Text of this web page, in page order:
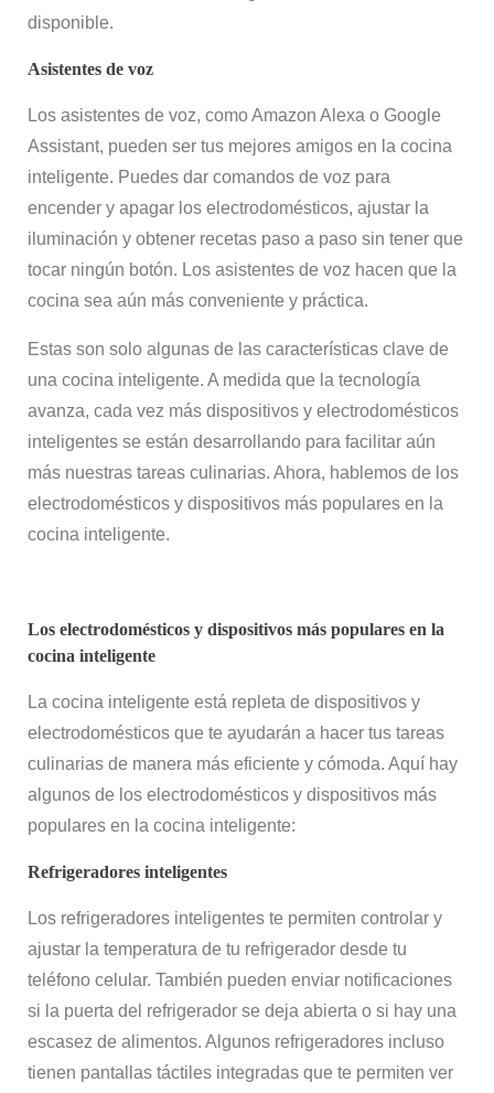
disponible.
Asistentes de voz
Los asistentes de voz, como Amazon Alexa o Google
Assistant, pueden ser tus mejores amigos en la cocina
inteligente. Puedes dar comandos de voz para
encender y apagar los electrodomésticos, ajustar la
iluminación y obtener recetas paso a paso sin tener que
tocar ningún botón. Los asistentes de voz hacen que la
cocina sea aún más conveniente y práctica.
Estas son solo algunas de las características clave de
una cocina inteligente. A medida que la tecnología
avanza, cada vez más dispositivos y electrodomésticos
inteligentes se están desarrollando para facilitar aún
más nuestras tareas culinarias. Ahora, hablemos de los
electrodomésticos y dispositivos más populares en la
cocina inteligente.
Los electrodomésticos y dispositivos más populares en la
cocina inteligente
La cocina inteligente está repleta de dispositivos y
electrodomésticos que te ayudarán a hacer tus tareas
culinarias de manera más eficiente y cómoda. Aquí hay
algunos de los electrodomésticos y dispositivos más
populares en la cocina inteligente:
Refrigeradores inteligentes
Los refrigeradores inteligentes te permiten controlar y
ajustar la temperatura de tu refrigerador desde tu
teléfono celular. También pueden enviar notificaciones
si la puerta del refrigerador se deja abierta o si hay una
escasez de alimentos. Algunos refrigeradores incluso
tienen pantallas táctiles integradas que te permiten ver